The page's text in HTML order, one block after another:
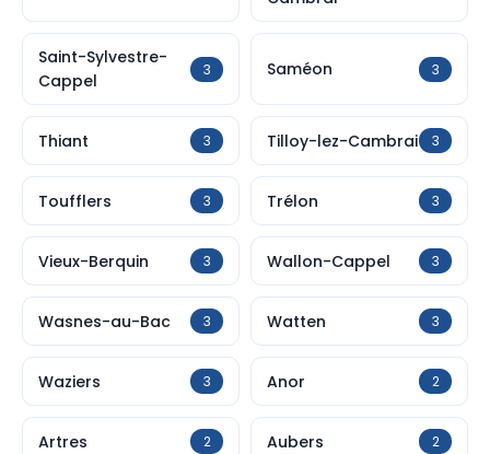
Saint-Sylvestre-
Cappel
3 Saméon 3
Thiant 3 Tilloy-lez-Cambrai 3
Toufflers 3 Trélon 3
Vieux-Berquin 3 Wallon-Cappel 3
Wasnes-au-Bac 3 Watten 3
Waziers 3 Anor 2
Artres 2 Aubers 2